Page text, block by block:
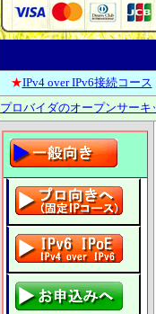
★IPv4 over IPv6接続コース
プロバイダのオープンサーキ